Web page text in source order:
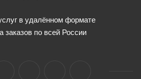
в удалённом формате
заказов по всей России